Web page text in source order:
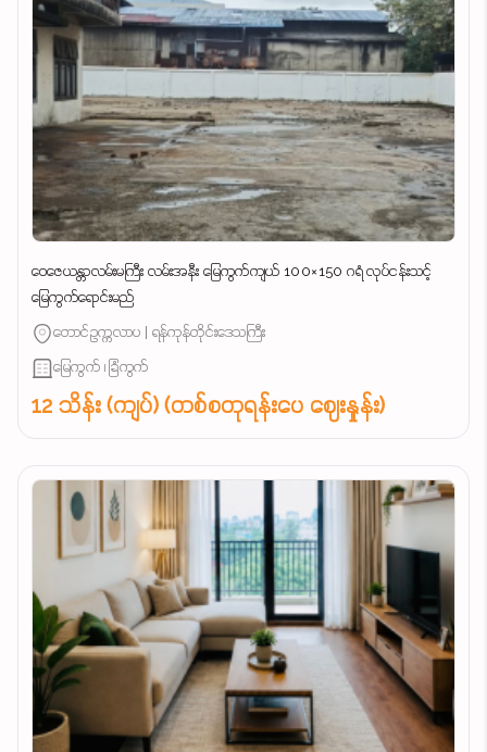
ဝေဇေယန္တာလမ်းမကြီး လမ်းအနီး မြေကွက်ကျယ် 100×150 ဂရံ လုပ်ငန်းသင့်
မြေကွက်ရောင်းမည်
တောင်ဥက္ကလာပ | ရန်ကုန်တိုင်းဒေသကြီး
မြေကွက် ၊ ခြံကွက်
12 သိန်း (ကျပ်) (တစ်စတုရန်းပေ ဈေးနှုန်း)